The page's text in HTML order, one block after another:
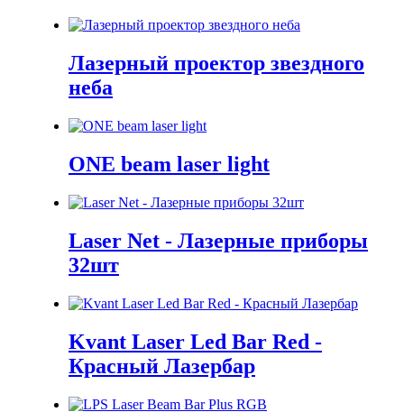
Лазерный проектор звездного
неба
ONE beam laser light
Laser Net - Лазерные приборы
32шт
Kvant Laser Led Bar Red -
Красный Лазербар